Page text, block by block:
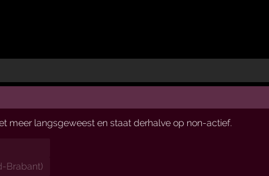
meer langsgeweest en staat derhalve op non-actief.
Brabant)